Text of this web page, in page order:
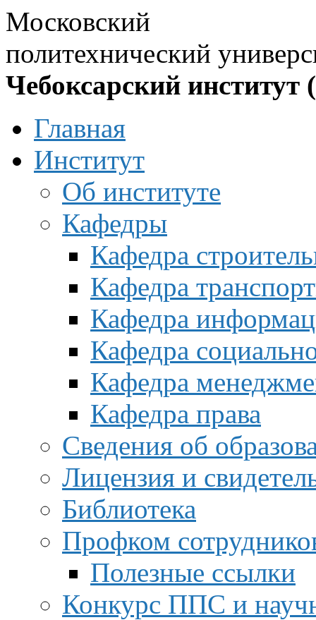
Московский
политехнический
Чебоксарский институт
Главная
Институт
Об институте
Кафедры
Кафедра
Кафедра
Кафедра
Кафедра
Кафедра
Кафедра права
Сведения об
Лицензия и
Библиотека
Профком
Полезные ссылки
Конкурс ППС и